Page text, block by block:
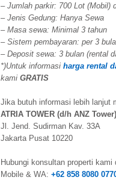
– Jumlah parkir: 700 Lot (Mobil)
– Jenis Gedung: Hanya Sewa
– Masa sewa: Minimal 3 tahun
– Sistem pembayaran: per 3
– Deposit sewa: 3 bulan (rental
*)Untuk informasi harga rental
kami GRATIS
Jika butuh informasi lebih lanjut
ATRIA TOWER (d/h ANZ Tower)
Jl. Jend. Sudirman Kav. 33A
Jakarta Pusat 10220
Hubungi konsultan properti kami
Mobile & WA: +62 858 8080